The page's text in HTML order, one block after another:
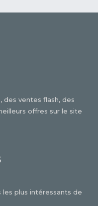
des ventes flash, des
offres sur le site
plus intéressants de